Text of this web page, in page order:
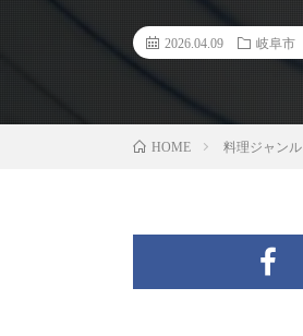
2026.04.09 岐阜市
HOME 料理ジャンル